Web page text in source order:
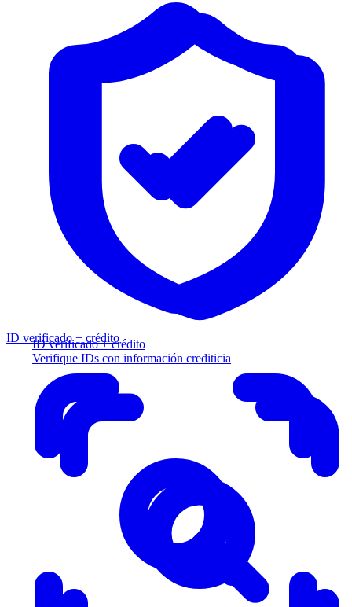
ID verificado + crédito
Verifique IDs con información crediticia
ID verificado + crédito